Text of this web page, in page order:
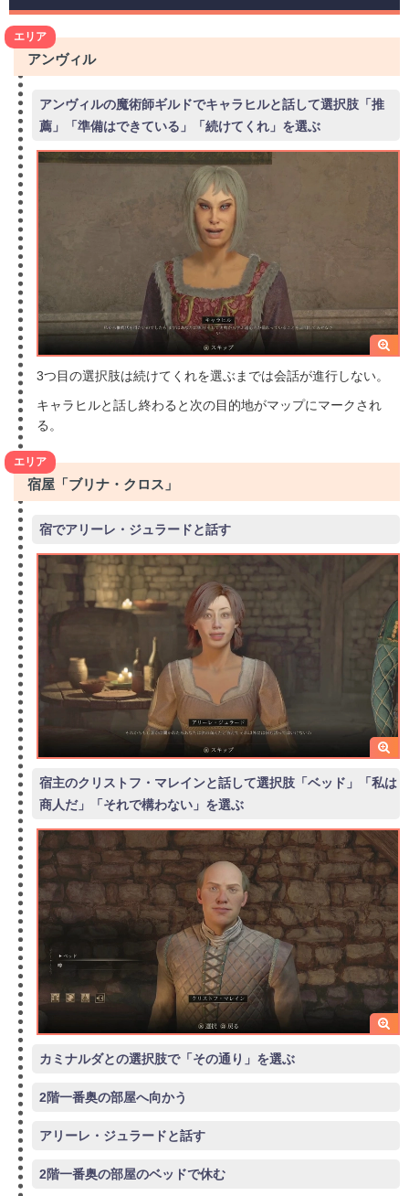
アンヴィル
エリア
アンヴィルの魔術師ギルドでキャラヒルと話して選択肢「推
薦」「準備はできている」「続けてくれ」を選ぶ
3つ目の選択肢は続けてくれを選ぶまでは会話が進行しない。
キャラヒルと話し終わると次の目的地がマップにマークされ
る。
宿屋「ブリナ・クロス」
エリア
宿でアリーレ・ジュラードと話す
宿主のクリストフ・マレインと話して選択肢「ベッド」「私は
商人だ」「それで構わない」を選ぶ
カミナルダとの選択肢で「その通り」を選ぶ
2階一番奥の部屋へ向かう
アリーレ・ジュラードと話す
2階一番奥の部屋のベッドで休む